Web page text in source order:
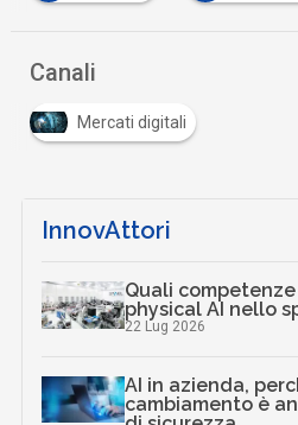
Canali
Mercati digitali
InnovAttori
Quali
physical AI nello
22 Lug 2026
AI in azienda,
cambiamento è